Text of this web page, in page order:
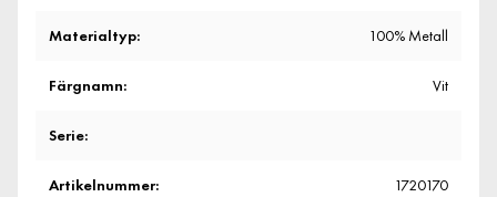
Materialtyp: 100% Metall
Färgnamn: Vit
Serie:
Artikelnummer: 1720170